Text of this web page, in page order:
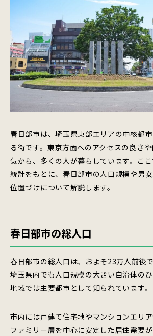
春日部市は、埼玉県東部エリアの中核都
る街です。東京方面へのアクセスの良さ
気から、多くの人が暮らしています。こ
統計をもとに、春日部市の人口規模や男
位置づけについて解説します。
春日部市の総人口
春日部市の総人口は、およそ23万人前後
埼玉県内でも人口規模の大きい自治体の
地域では主要都市として知られています。
市内には戸建て住宅地やマンションエリア
ファミリー層を中心に安定した居住需要